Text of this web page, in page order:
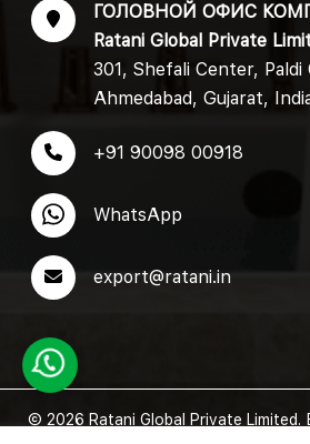
ГОЛОВНОЙ ОФИС
Ratani Global Private
301, Shefali Center, Paldi
Ahmedabad, Gujarat,
+91 90098 00918
WhatsApp
export@ratani.in
© 2026 Ratani Global Private